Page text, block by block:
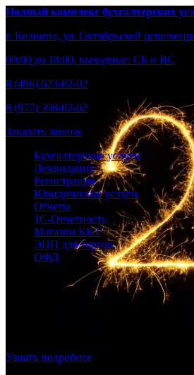
Полный комплекс бухгалтерских
г. Коломна, ул. Октябрьской
09:00 до 18:00, выходные: СБ и ВС
8 (496) 623-02-02
8 (977) 398-02-02
Заказать звонок
Бухгалтерские услуги
Ликвидация
Регистрация
Юридические услуги
Отчеты
1С-Отчетность
Магазин ККТ
ЭЦП для торгов
ОФД
Берем бухгалтерию и общение с
Получите доступ к бухгалтерской
выставляете счета. Делайте акты,
Узнать подробнее